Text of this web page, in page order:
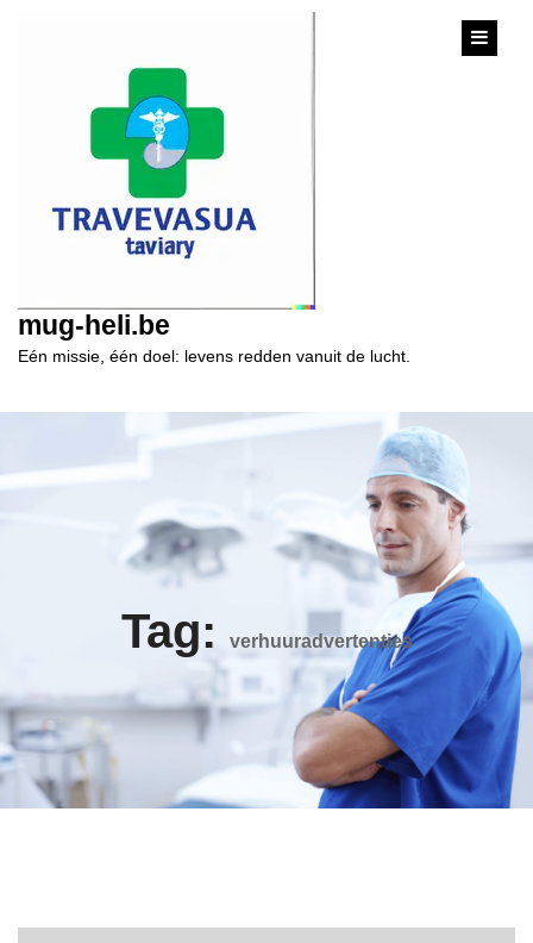
mug-heli.be
Eén missie, één doel: levens redden vanuit de lucht.
Tag: verhuuradvertenties